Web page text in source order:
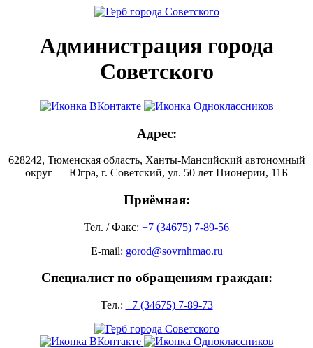
Администрация города
Советского
Адрес:
628242, Тюменская область, Ханты-Мансийский автономный
округ — Югра, г. Советский, ул. 50 лет Пионерии, 11Б
Приёмная:
Тел. / Факс: +7 (34675) 7-89-56
E-mail: gorod@sovrnhmao.ru
Специалист по обращениям граждан:
Тел.: +7 (34675) 7-89-73